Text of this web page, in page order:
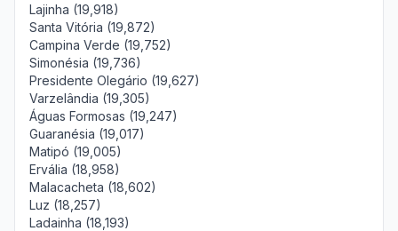
Lajinha (19,918)
Santa Vitória (19,872)
Campina Verde (19,752)
Simonésia (19,736)
Presidente Olegário (19,627)
Varzelândia (19,305)
Águas Formosas (19,247)
Guaranésia (19,017)
Matipó (19,005)
Ervália (18,958)
Malacacheta (18,602)
Luz (18,257)
Ladainha (18,193)